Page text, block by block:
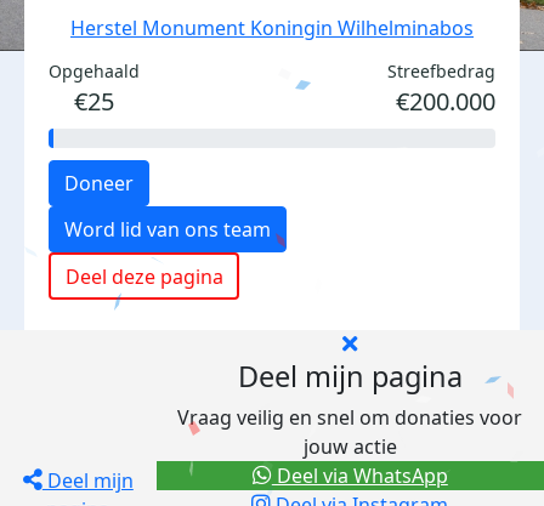
Herstel Monument Koningin Wilhelminabos
Opgehaald
€25
Streefbedrag
€200.000
Doneer
Word lid van ons team
Deel deze pagina
Deel mijn
Deel mijn pagina
Vraag veilig en snel om donaties voor
jouw actie
Deel via WhatsApp